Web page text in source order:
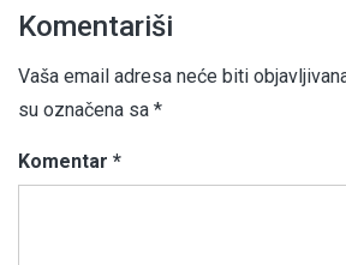
Komentariši
Vaša email adresa neće biti
su označena sa *
Komentar *